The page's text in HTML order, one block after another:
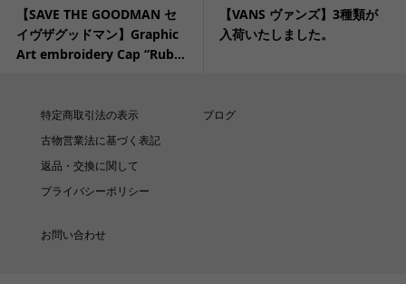
【SAVE THE GOODMAN セ
イヴザグッドマン】Graphic
Art embroidery Cap “Rub...
【VANS ヴァンズ】3種類が
入荷いたしました。
特定商取引法の表示
古物営業法に基づく表記
返品・交換に関して
プライバシーポリシー
ブログ
お問い合わせ